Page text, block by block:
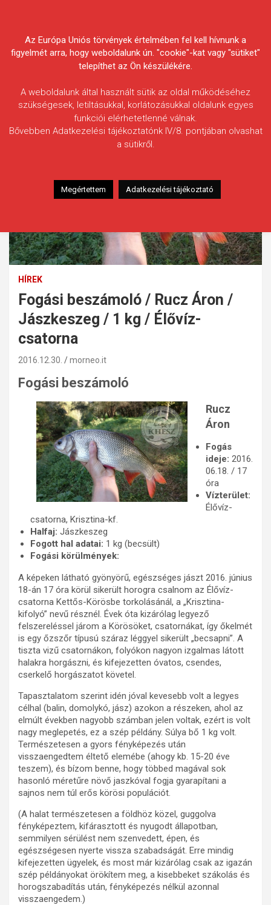
Egyesületek Szövetsége
HÍREK
Fogási beszámoló / Rucz Áron /
Jászkeszeg / 1 kg / Élővíz-
csatorna
2016.12.30. morneo.it
Fogási beszámoló
Rucz
Áron
Fogás
ideje: 2016.
06.18. / 17
óra
Vízterület:
Élővíz-
csatorna, Krisztina-kf.
Halfaj: Jászkeszeg
Fogott hal adatai: 1 kg (becsült)
Fogási körülmények:
A képeken látható gyönyörű, egészséges jászt 2016. június
18-án 17 óra körül sikerült horogra csalnom az Élővíz-
csatorna Kettős-Körösbe torkolásánál, a „Krisztina-
kifolyó” nevű résznél. Évek óta kizárólag legyező
felszereléssel járom a Körösöket, csatornákat, így őkelmét
is egy őzszőr típusú száraz léggyel sikerült „becsapni”. A
tiszta vizű csatornákon, folyókon nagyon izgalmas látott
halakra horgászni, és kifejezetten óvatos, csendes,
cserkelő horgászatot követel.
Tapasztalatom szerint idén jóval kevesebb volt a legyes
célhal (balin, domolykó, jász) azokon a részeken, ahol az
elmúlt években nagyobb számban jelen voltak, ezért is volt
nagy meglepetés, ez a szép példány. Súlya bő 1 kg volt.
Természetesen a gyors fényképezés után
visszaengedtem éltető elemébe (ahogy kb. 15-20 éve
teszem), és bízom benne, hogy többed magával sok
hasonló méretűre növő jaszkóval fogja gyarapítani a
sajnos nem túl erős körösi populációt.
(A halat természetesen a földhöz közel, guggolva
fényképeztem, kifárasztott és nyugodt állapotban,
semmilyen sérülést nem szenvedett, épen, és
egészségesen nyerte vissza szabadságát. Erre mindig
kifejezetten ügyelek, és most már kizárólag csak az igazán
szép példányokat örökítem meg, a kisebbeket szákolás és
horogszabadítás után, fényképezés nélkül azonnal
visszaengedem.)
Az Európa Uniós törvények értelmében fel kell hívnunk a
figyelmét arra, hogy weboldalunk ún. "cookie"-kat vagy "sütiket"
telepíthet az Ön készülékére.
A weboldalunk által használt sütik az oldal működéséhez
szükségesek, letiltásukkal, korlátozásukkal oldalunk egyes
funkciói elérhetetlenné válnak.
Bővebben Adatkezelési tájékoztatónk IV/8. pontjában olvashat
a sütikről.
Megértettem Adatkezelési tájékoztató